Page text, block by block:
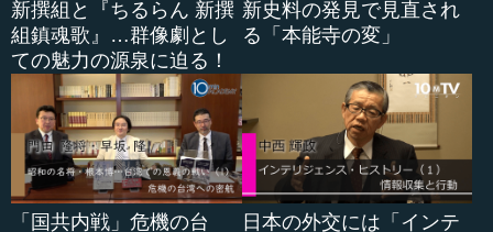
つまり、貧しい人や労働者階級を抑圧したり、彼らと対
立したりするだけでなく、彼らに対して配慮ある行動を取
ったのが、それなりにうまくいったわけです。特にイギリ
スなどはその典型で、一番初めに資本主義国を築いておき
ながら、社会主義的なものがあまり根づかない。今日に至
ってもそういうところがあります。これはアメリカもそう
で、英語圏の社会ではなんとなくそういうものが浸透しな
いようです。
新撰組と『ちるらん 新撰
組鎮魂歌』…群像劇とし
ての魅力の源泉に迫る！
新史料の発見で見直され
る「本能寺の変」
「国共内戦」危機の台
日本の外交には「インテ